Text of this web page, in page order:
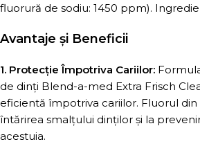
fluorură de sodiu: 1450 ppm).
Avantaje și Beneficii
1. Protecție Împotriva Cariilor:
de dinți Blend-a-med Extra Frisch
eficientă împotriva cariilor. Fluorul
întărirea smalțului dinților și la
acestuia.